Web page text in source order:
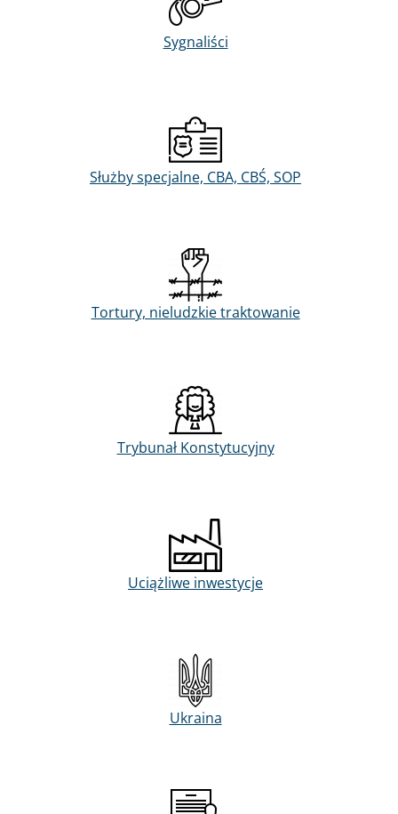
Sygnaliści
Służby specjalne, CBA, CBŚ, SOP
Tortury, nieludzkie traktowanie
Trybunał Konstytucyjny
Uciążliwe inwestycje
Ukraina